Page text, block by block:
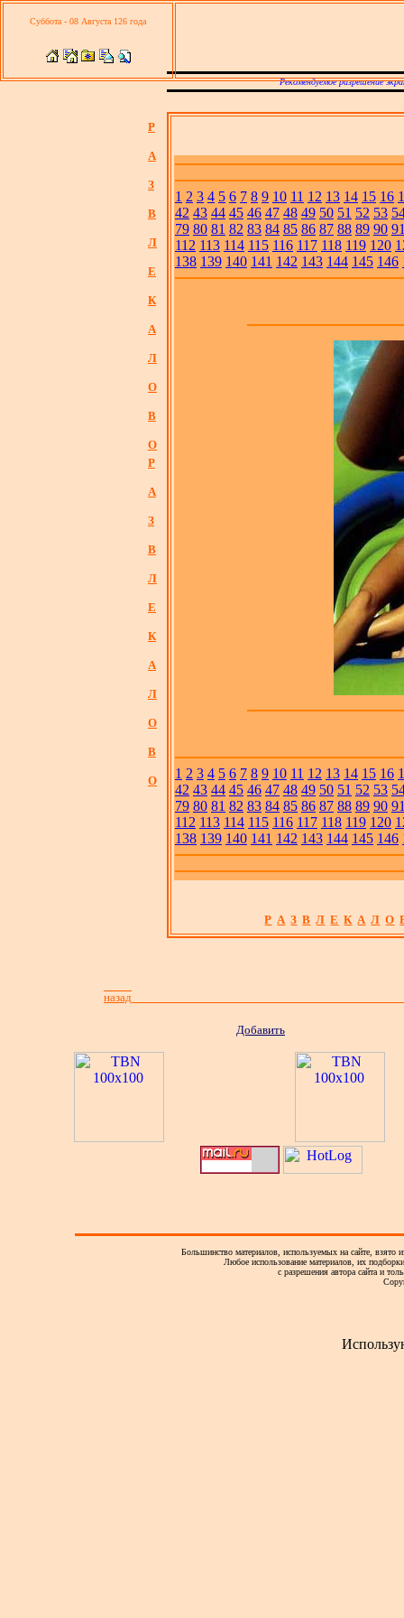
Суббота - 08 Августа 126 года
Р
А
З
В
Л
Е
К
А
Л
О
В
О
Р
А
З
В
Л
Е
К
А
Л
О
В
О
Рекомендуемое разрешение
1 2 3 4 5 6 7 8 9 10 11 12 13 14 15 16
42 43 44 45 46 47 48 49 50 51 52 53
79 80 81 82 83 84 85 86 87 88 89 90
112 113 114 115 116 117 118 119 120
138 139 140 141 142 143 144 145 146
1 2 3 4 5 6 7 8 9 10 11 12 13 14 15 16
42 43 44 45 46 47 48 49 50 51 52 53
79 80 81 82 83 84 85 86 87 88 89 90
112 113 114 115 116 117 118 119 120
138 139 140 141 142 143 144 145 146
Р А З В Л Е К А Л О
назад
Добавить
Большинство материалов, используемых на сайте, взято
Любое использование материалов, их
с разрешения автора сайта и